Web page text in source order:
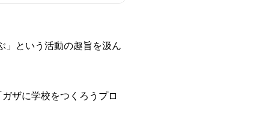
という活動の趣旨を汲ん
ザに学校をつくろうプロ